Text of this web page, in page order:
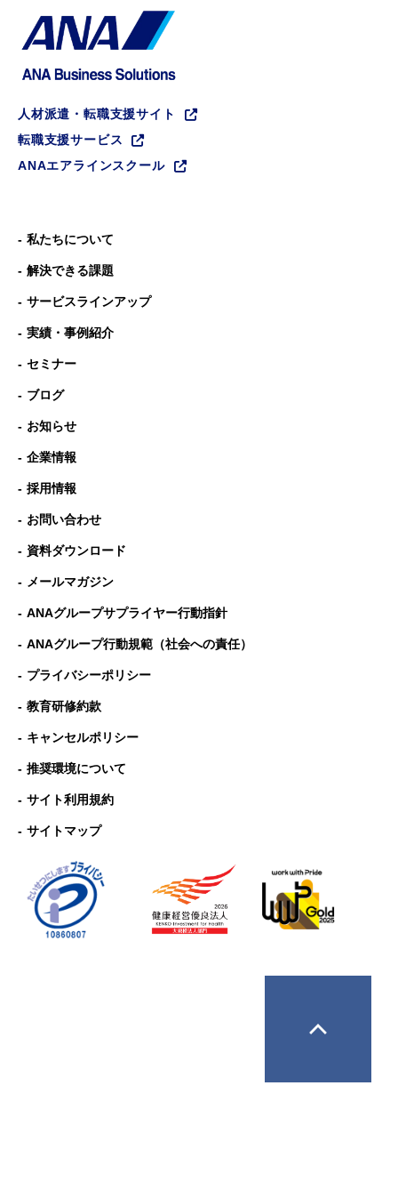
人材派遣・転職支援サイト
転職支援サービス
ANAエアラインスクール
私たちについて
解決できる課題
サービスラインアップ
実績・事例紹介
セミナー
ブログ
お知らせ
企業情報
採用情報
お問い合わせ
資料ダウンロード
メールマガジン
ANAグループサプライヤー行動指針
ANAグループ⾏動規範（社会への責任）
プライバシーポリシー
教育研修約款
キャンセルポリシー
推奨環境について
サイト利用規約
サイトマップ